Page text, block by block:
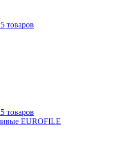
5 товаров
5 товаров
EUROFILE